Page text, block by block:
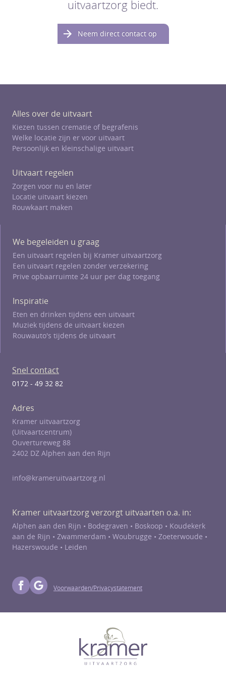
uitvaartzorg biedt.
Neem direct contact op
Alles over de uitvaart
Kiezen tussen crematie of begrafenis
Welke locatie zijn er voor uitvaart
Persoonlijk en kleinschalige uitvaart
Uitvaart regelen
Zorgen voor nu en later
Locatie uitvaart kiezen
Rouwkaart maken
We begeleiden u graag
Een uitvaart regelen bij Kramer uitvaartzorg
Een uitvaart regelen zonder verzekering
Prive opbaarruimte 24 uur per dag toegang
Inspiratie
Eten en drinken tijdens een uitvaart
Muziek tijdens de uitvaart kiezen
Rouwauto's tijdens de uitvaart
Snel contact
0172 - 49 32 82
Adres
Kramer uitvaartzorg
(Uitvaartcentrum)
Ouvertureweg 88
2402 DZ Alphen aan den Rijn
info@krameruitvaartzorg.nl
Kramer uitvaartzorg verzorgt uitvaarten o.a. in:
Alphen aan den Rijn • Bodegraven • Boskoop • Koudekerk
aan de Rijn • Zwammerdam • Woubrugge • Zoeterwoude •
Hazerswoude • Leiden
Voorwaarden/Privacystatement